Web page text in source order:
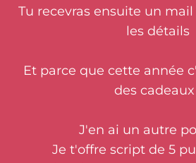
Tu recevras ensuite un
les détails
Et parce que cette année
des cadeaux
J'en ai un autre
Je t'offre script de 5